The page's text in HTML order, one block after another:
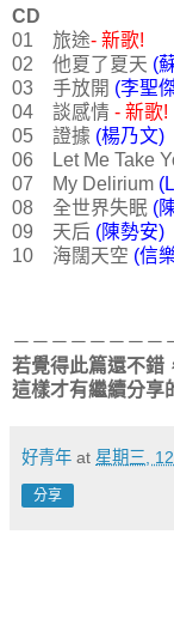
CD
01 旅途- 新歌!
02 他夏了夏天 (
03 手放開 (李聖
04 談感情 - 新歌!
05 證據 (楊乃文)
06 Let Me Take
07 My Delirium
08 全世界失眠 (
09 天后 (陳勢安)
10 海闊天空 (信
－－－－－－－－
若覺得此篇還不錯
這樣才有繼續分享
好青年 at 星期三,
分享